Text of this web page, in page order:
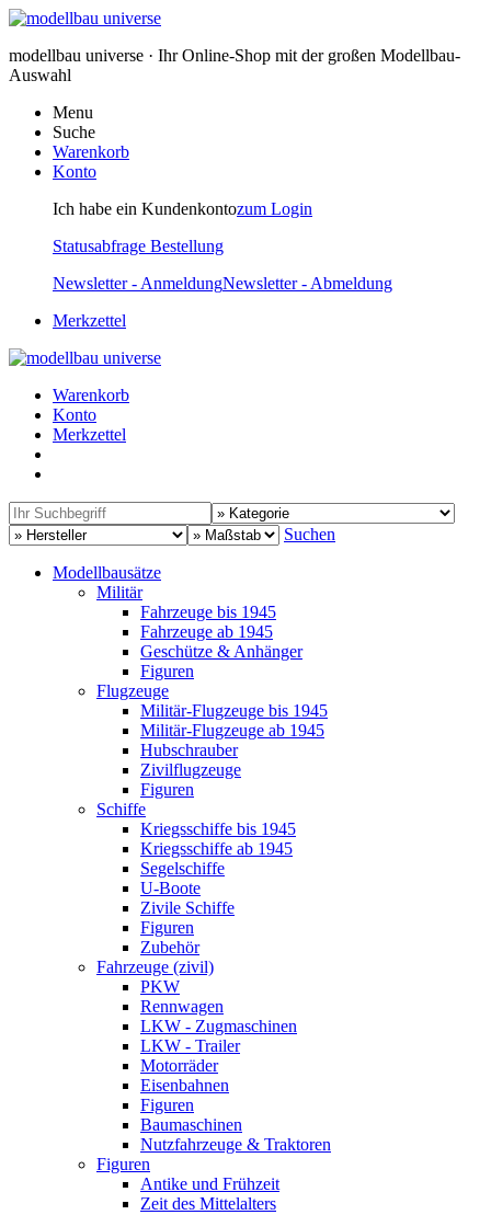
modellbau universe · Ihr Online-Shop mit der großen Modellbau-
Auswahl
Menu
Suche
Warenkorb
Konto
Ich habe ein Kundenkontozum Login
Statusabfrage Bestellung
Newsletter - AnmeldungNewsletter - Abmeldung
Merkzettel
Warenkorb
Konto
Merkzettel
Suchen
Modellbausätze
Militär
Fahrzeuge bis 1945
Fahrzeuge ab 1945
Geschütze & Anhänger
Figuren
Flugzeuge
Militär-Flugzeuge bis 1945
Militär-Flugzeuge ab 1945
Hubschrauber
Zivilflugzeuge
Figuren
Schiffe
Kriegsschiffe bis 1945
Kriegsschiffe ab 1945
Segelschiffe
U-Boote
Zivile Schiffe
Figuren
Zubehör
Fahrzeuge (zivil)
PKW
Rennwagen
LKW - Zugmaschinen
LKW - Trailer
Motorräder
Eisenbahnen
Figuren
Baumaschinen
Nutzfahrzeuge & Traktoren
Figuren
Antike und Frühzeit
Zeit des Mittelalters